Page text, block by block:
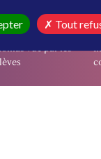
vue par les
Tout